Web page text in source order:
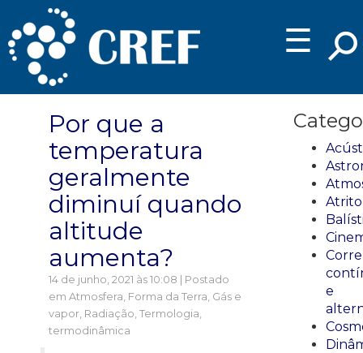
☰
Por que a
temperatura
geralmente
diminuí quando
altitude
aumenta?
14 de junho, 2021 às 10:08 | Postado
em Atmosfera, Forma da Terra, Gás e
vapor, Radiação, Termologia,
termodinâmica
Atrito
e